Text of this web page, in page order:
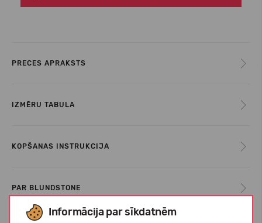
Informācija par sīkdatnēm
PRECES APRAKSTS
IZMĒRU TABULA
KOPŠANAS INSTRUKCIJA
PAR BLUNDSTONE